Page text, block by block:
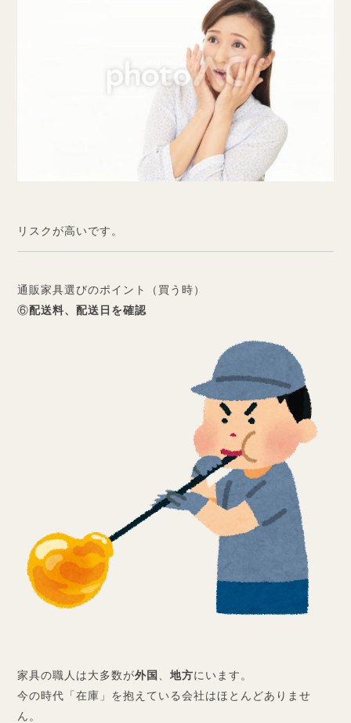
リスクが高いです。
通販家具選びのポイント（買う時）
⑥配送料、配送日を確認
家具の職人は大多数が外国 、地方にいます。
今の時代「在庫」を抱えている会社はほとんどありませ
ん。